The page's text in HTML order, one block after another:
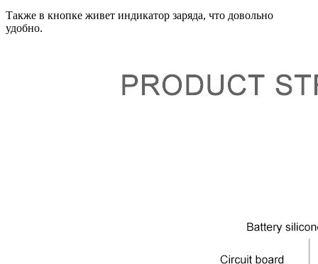
Также в кнопке живет индикатор заряда, что довольно
удобно.